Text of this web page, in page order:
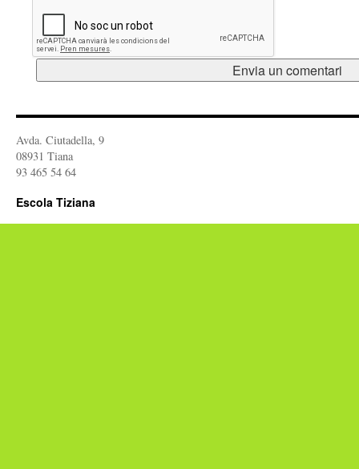
Avda. Ciutadella, 9
08931 Tiana
93 465 54 64
Escola Tiziana